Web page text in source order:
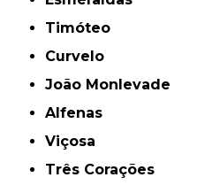
Timóteo
Curvelo
João Monlevade
Alfenas
Viçosa
Três Corações